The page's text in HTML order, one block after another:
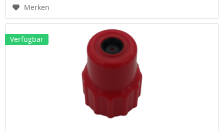
Merken
Verfügbar